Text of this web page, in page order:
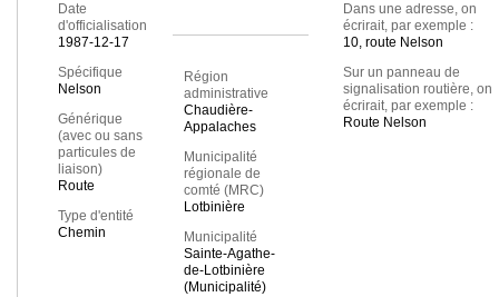
Date
d'officialisation
1987-12-17
Spécifique
Nelson
Générique
(avec ou sans
particules de
liaison)
Route
Type d'entité
Chemin
Région
administrative
Chaudière-
Appalaches
Municipalité
régionale de
comté (MRC)
Lotbinière
Municipalité
Sainte-Agathe-
de-Lotbinière
(Municipalité)
Dans une adresse, on
écrirait, par exemple :
10, route Nelson
Sur un panneau de
signalisation routière, on
écrirait, par exemple :
Route Nelson